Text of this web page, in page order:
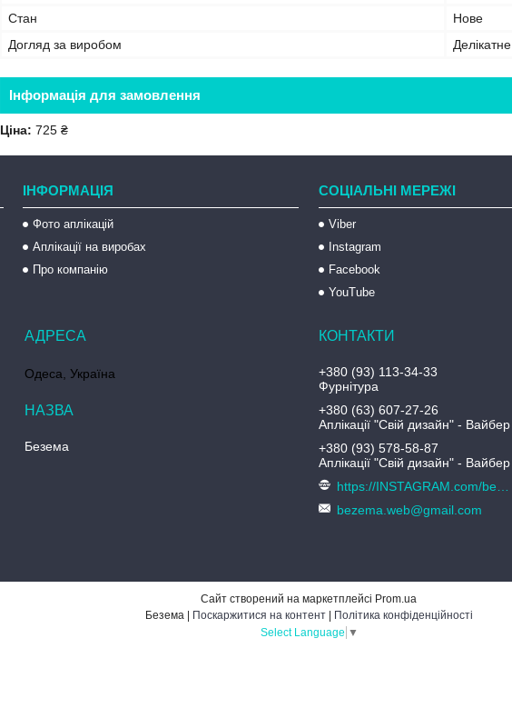
Стан
Нове
Догляд за виробом
Інформація для замовлення
Ціна: 725 ₴
ІНФОРМАЦІЯ
Фото аплікацій
Аплікації на виробах
Про компанію
СОЦІАЛЬНІ МЕРЕЖІ
Viber
Instagram
Facebook
YouTube
Одеса, Україна
Безема
+380 (93) 113-34-33
Фурнітура
+380 (63) 607-27-26
Аплікації "Свій дизайн" - Вайбер
+380 (93) 578-58-87
Аплікації "Свій дизайн" - Вайбер
bezema.web@gmail.com
Сайт створений на маркетплейсі Prom.ua
Поскаржитися на контент
Політика конфіденційності
Select Language ▼